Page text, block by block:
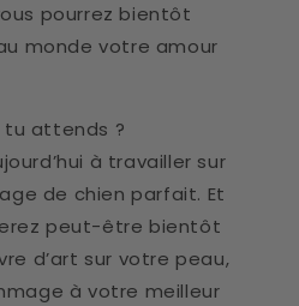
pourrez bientôt
monde votre amour
attends ?
à travailler sur
de chien parfait. Et
peut-être bientôt
d’art sur votre peau,
à votre meilleur